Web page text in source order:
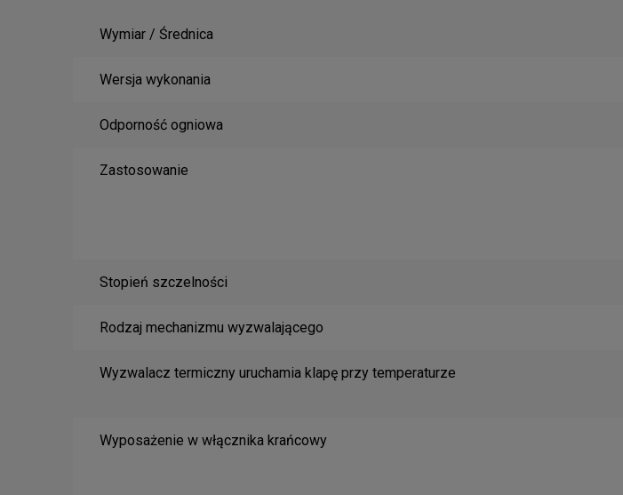
Wymiar / Średnica
Wersja wykonania
Odporność ogniowa
Zastosowanie
Stopień szczelności
Rodzaj mechanizmu wyzwalającego
Wyzwalacz termiczny uruchamia klapę przy temperaturze
Wyposażenie w włącznika krańcowy